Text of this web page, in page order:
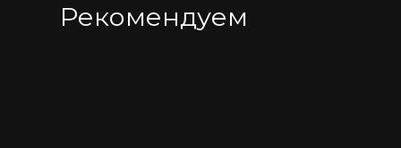
Рекомендуем